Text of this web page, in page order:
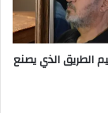
الطريق الذي يصنع